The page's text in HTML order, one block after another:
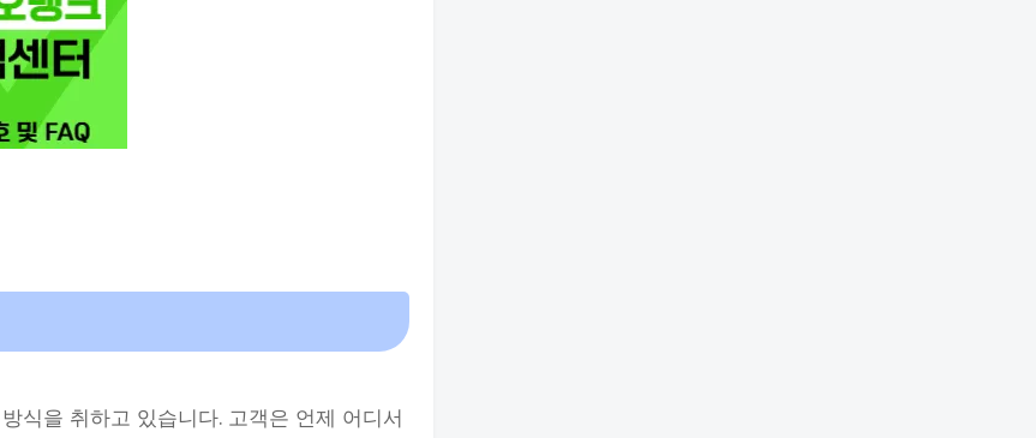
식을 취하고 있습니다. 고객은 언제 어디서